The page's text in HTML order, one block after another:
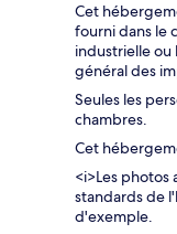
Cet
fourni dans le
industrielle ou
général des
Seules les
chambres.
Cet
<i>Les
standards de
d'exemple.